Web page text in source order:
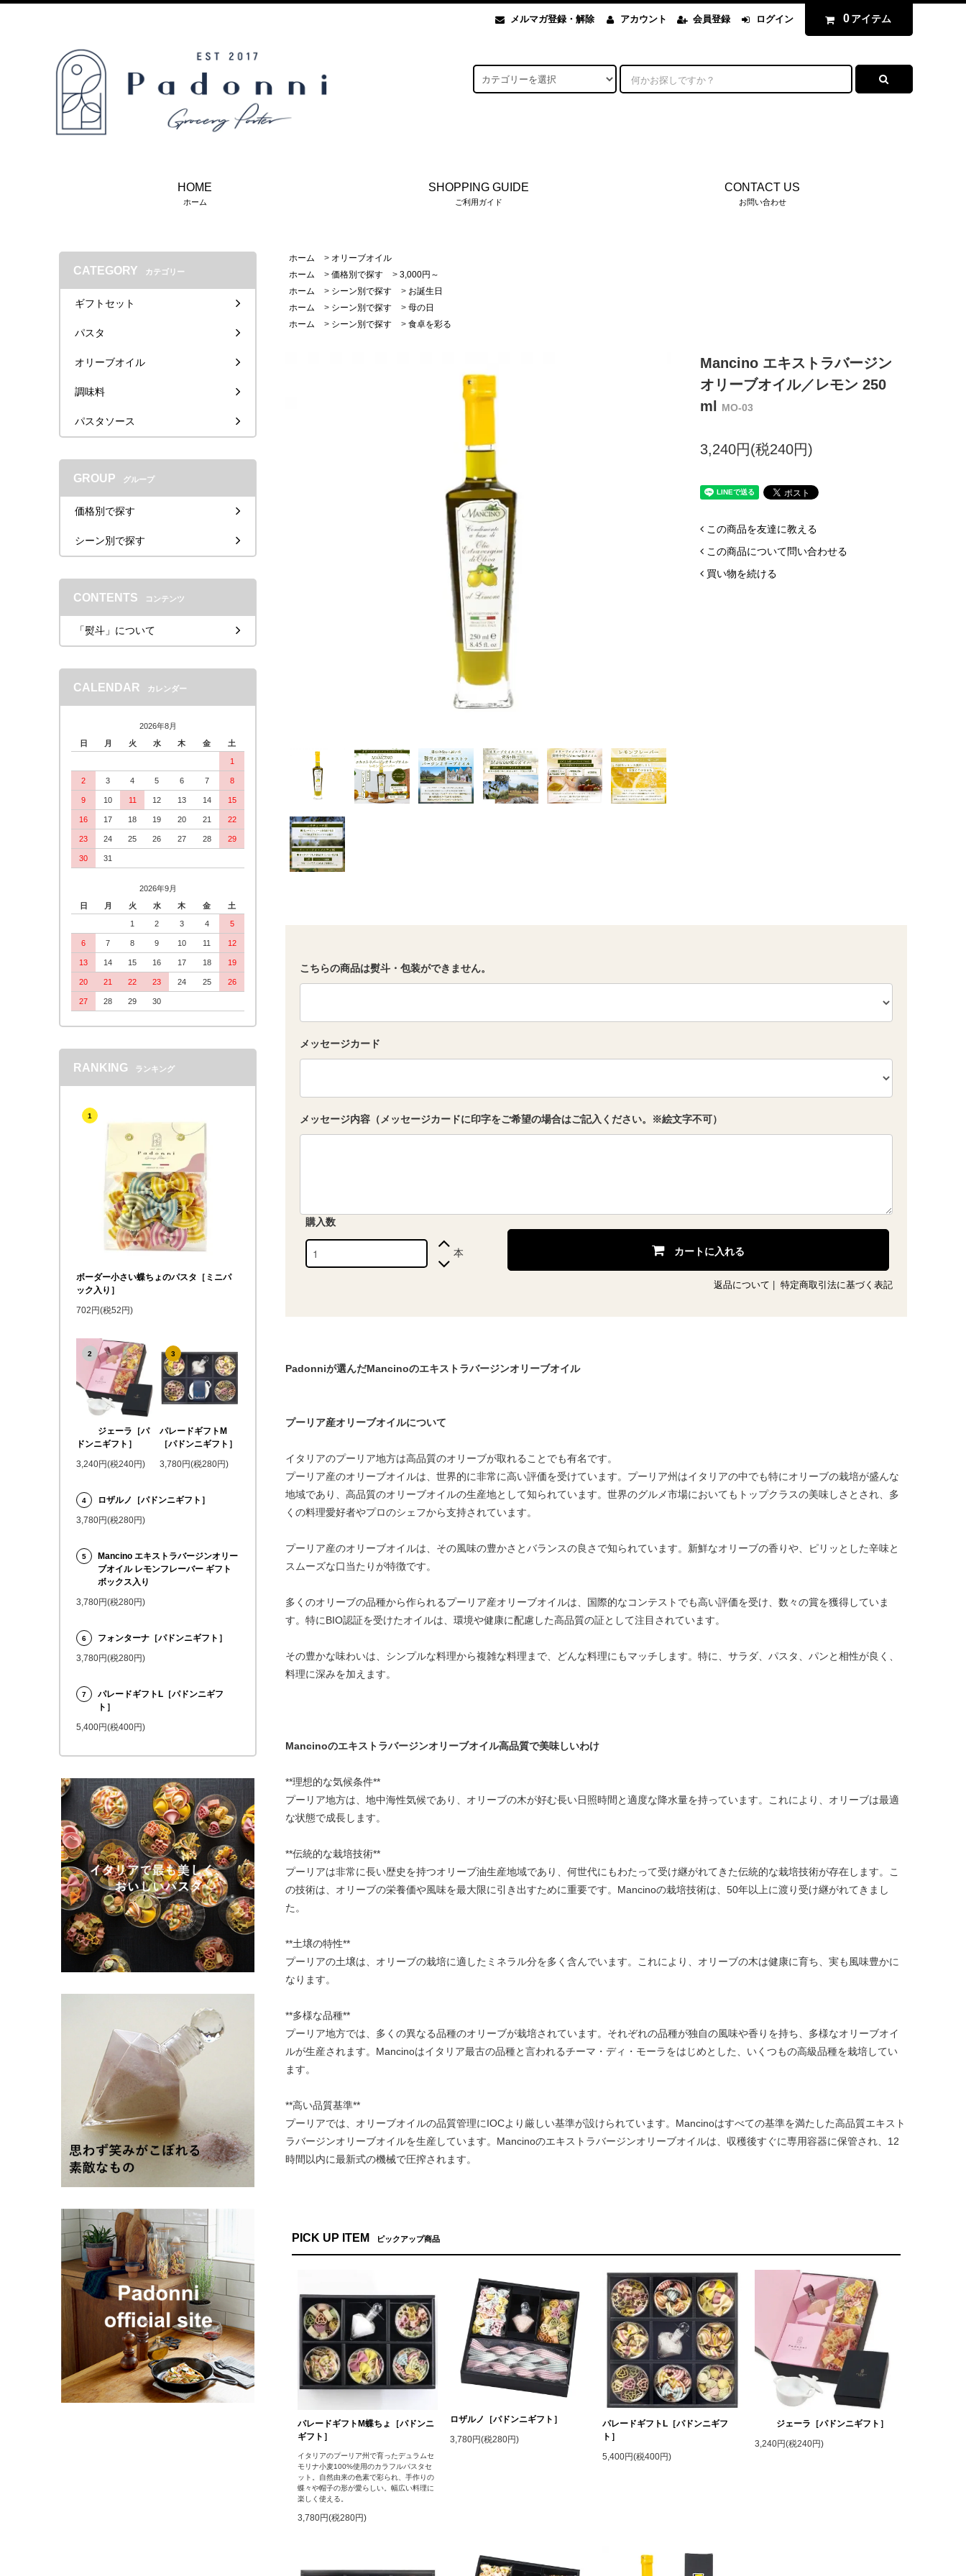
メルマガ登録・解除 アカウント 会員登録 ログイン 0 アイテム
HOME
ホーム
SHOPPING GUIDE
ご利用ガイド
CONTACT US
お問い合わせ
ホーム > オリーブオイル
ホーム
> 価格別で探す > 3,000円～
ホーム
> シーン別で探す > お誕生日
ホーム
> シーン別で探す > 母の日
ホーム
> シーン別で探す > 食卓を彩る
Mancino エキストラバージン
オリーブオイル／レモン 250
ml
MO-03
3,240円(税240円)
この商品を友達に教える
この商品について問い合わせる
買い物を続ける
こちらの商品は熨斗・包装ができません。
メッセージカード
メッセージ内容（メッセージカードに印字をご希望の場合はご記入ください。※絵文字不可）
購入数
本 カートに入れる
返品について 特定商取引法に基づく表記
Padonniが選んだMancinoのエキストラバージンオリーブオイル
プーリア産オリーブオイルについて
イタリアのプーリア地方は高品質のオリーブが取れることでも有名です。
プーリア産のオリーブオイルは、世界的に非常に高い評価を受けています。プーリア州はイタリアの中でも特にオリーブの栽培が盛んな
地域であり、高品質のオリーブオイルの生産地として知られています。世界のグルメ市場においてもトップクラスの美味しさとされ、多
くの料理愛好者やプロのシェフから支持されています。
プーリア産のオリーブオイルは、その風味の豊かさとバランスの良さで知られています。新鮮なオリーブの香りや、ピリッとした辛味と
スムーズな口当たりが特徴です。
多くのオリーブの品種から作られるプーリア産オリーブオイルは、国際的なコンテストでも高い評価を受け、数々の賞を獲得していま
す。特にBIO認証を受けたオイルは、環境や健康に配慮した高品質の証として注目されています。
その豊かな味わいは、シンプルな料理から複雑な料理まで、どんな料理にもマッチします。特に、サラダ、パスタ、パンと相性が良く、
料理に深みを加えます。
Mancinoのエキストラバージンオリーブオイル高品質で美味しいわけ
**理想的な気候条件**
プーリア地方は、地中海性気候であり、オリーブの木が好む長い日照時間と適度な降水量を持っています。これにより、オリーブは最適
な状態で成長します。
**伝統的な栽培技術**
プーリアは非常に長い歴史を持つオリーブ油生産地域であり、何世代にもわたって受け継がれてきた伝統的な栽培技術が存在します。こ
の技術は、オリーブの栄養価や風味を最大限に引き出すために重要です。Mancinoの栽培技術は、50年以上に渡り受け継がれてきまし
た。
**土壌の特性**
プーリアの土壌は、オリーブの栽培に適したミネラル分を多く含んでいます。これにより、オリーブの木は健康に育ち、実も風味豊かに
なります。
**多様な品種**
プーリア地方では、多くの異なる品種のオリーブが栽培されています。それぞれの品種が独自の風味や香りを持ち、多様なオリーブオイ
ルが生産されます。Mancinoはイタリア最古の品種と言われるチーマ・ディ・モーラをはじめとした、いくつもの高級品種を栽培してい
ます。
**高い品質基準**
プーリアでは、オリーブオイルの品質管理にIOCより厳しい基準が設けられています。Mancinoはすべての基準を満たした高品質エキスト
ラバージンオリーブオイルを生産しています。Mancinoのエキストラバージンオリーブオイルは、収穫後すぐに専用容器に保管され、12
時間以内に最新式の機械で圧搾されます。
PICK UP ITEM ピックアップ商品
パレードギフトM蝶ちょ［パドンニ
ギフト］
イタリアのプーリア州で育ったデュラムセ
モリナ小麦100%使用のカラフルパスタセ
ット。自然由来の色素で彩られ、手作りの
蝶々や帽子の形が愛らしい。幅広い料理に
楽しく使える。
3,780円(税280円)
ロザルノ［パドンニギフト］
3,780円(税280円)
パレードギフトL［パドンニギフ
ト］
5,400円(税400円)
ジェーラ［パドンニギフト］
3,240円(税240円)
CATEGORY カテゴリー
ギフトセット
パスタ
オリーブオイル
調味料
パスタソース
GROUP グループ
価格別で探す
シーン別で探す
CONTENTS コンテンツ
「熨斗」について
CALENDAR カレンダー
2026年8月
日
月 火 水 木 金 土
1
2 3 4 5 6 7 8
9 10 11 12 13 14 15
16 17 18 19 20 21 22
23 24 25 26 27 28 29
30 31
2026年9月
日
月 火 水 木 金 土
1 2 3 4 5
6 7 8 9 10 11 12
13 14 15 16 17 18 19
20 21 22 23 24 25 26
27 28 29 30
RANKING ランキング
1
ボーダー小さい蝶ちょのパスタ［ミニパ
ック入り］
702円(税52円)
2
ジェーラ［パ
ドンニギフト］
3,240円(税240円)
3
パレードギフトM
［パドンニギフト］
3,780円(税280円)
4
ロザルノ［パドンニギフト］
3,780円(税280円)
5
Mancino エキストラバージンオリー
ブオイル レモンフレーバー ギフト
ボックス入り
3,780円(税280円)
6
フォンターナ［パドンニギフト］
3,780円(税280円)
7
パレードギフトL［パドンニギフ
ト］
5,400円(税400円)